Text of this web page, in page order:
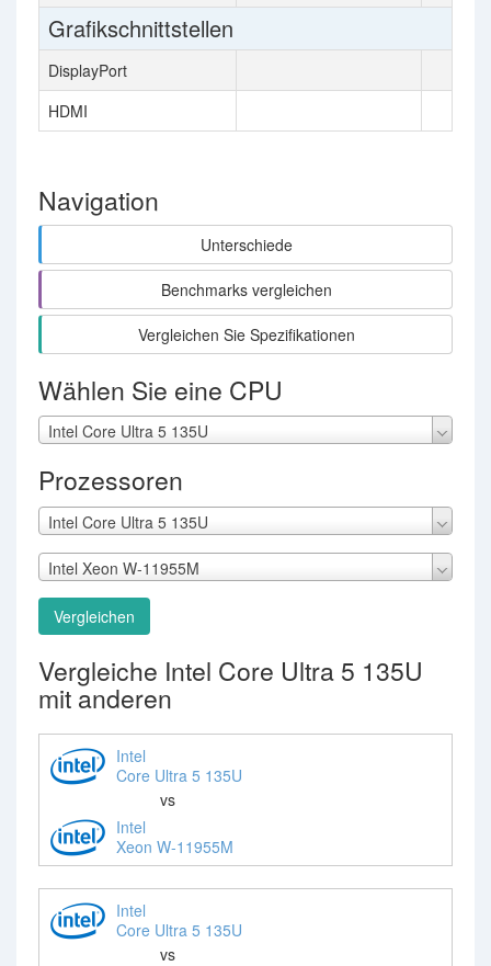
Grafikschnittstellen
DisplayPort
HDMI
Navigation
Unterschiede
Benchmarks vergleichen
Vergleichen Sie Spezifikationen
Wählen Sie eine CPU
Intel Core Ultra 5 135U
Prozessoren
Intel Core Ultra 5 135U
Intel Xeon W-11955M
Vergleichen
Vergleiche Intel Core Ultra 5 135U
mit anderen
Intel
Core Ultra 5 135U
vs
Intel
Xeon W-11955M
Intel
Core Ultra 5 135U
vs